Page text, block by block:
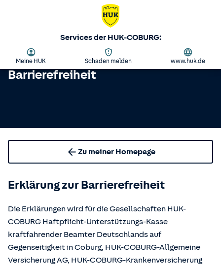
Services der HUK-COBURG:
Meine HUK Schaden melden www.huk.de
Barrierefreiheit
Zu meiner Homepage
Erklärung zur Barrierefreiheit
Die Erklärungen wird für die Gesellschaften HUK-
COBURG Haftpflicht-Unterstützungs-Kasse
kraftfahrender Beamter Deutschlands auf
Gegenseitigkeit in Coburg, HUK-COBURG-Allgemeine
Versicherung AG, HUK-COBURG-Krankenversicherung